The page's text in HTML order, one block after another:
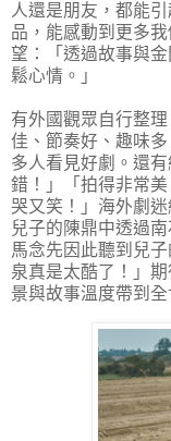
人還是朋友，都能
品，能感動到更多
望：「透過故事與
鬆心情。」
有外國觀眾自行整
佳、節奏好、趣味
多人看見好劇。還
錯！」「拍得非常
哭又笑！」海外劇
兒子的陳鼎中透過
馬念先因此聽到兒
泉真是太酷了！」
景與故事溫度帶到全